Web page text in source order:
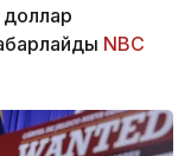
доллар
NBC